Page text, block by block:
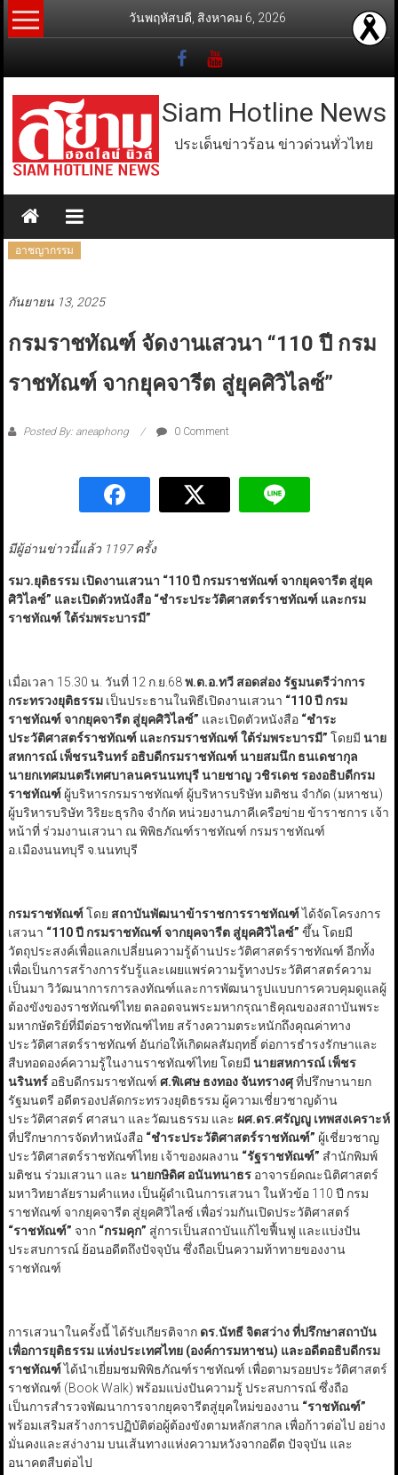
Skip
to
วันพฤหัสบดี, สิงหาคม 6, 2026
Siam Hotline News
ประเด็นข่าวร้อน ข่าวด่วนทั่วไทย
อาชญากรรม
กันยายน 13, 2025
กรมราชทัณฑ์ จัดงานเสวนา “110 ปี กรม
ราชทัณฑ์ จากยุคจารีต สู่ยุคศิวิไลซ์”
Posted By: aneaphong 0 Comment
มีผู้อ่านข่าวนี้แล้ว 1197 ครั้ง
รมว.ยุติธรรม เปิดงานเสวนา “110 ปี กรมราชทัณฑ์ จากยุคจารีต สู่ยุค
ศิวิไลซ์” และเปิดตัวหนังสือ “ชำระประวัติศาสตร์ราชทัณฑ์ และกรม
ราชทัณฑ์ ใต้ร่มพระบารมี”
เมื่อเวลา 15.30 น. วันที่ 12 ก.ย.68พ.ต.อ.ทวี สอดส่อง รัฐมนตรีว่าการ
กระทรวงยุติธรรมเป็นประธานในพิธีเปิดงานเสวนา “110 ปี กรม
ราชทัณฑ์ จากยุคจารีต สู่ยุคศิวิไลซ์” และเปิดตัวหนังสือ “ชำระ
ประวัติศาสตร์ราชทัณฑ์ และกรมราชทัณฑ์ ใต้ร่มพระบารมี” โดยมี นาย
สหการณ์ เพ็ชรนรินทร์ อธิบดีกรมราชทัณฑ์ นายสมนึก ธนเดชากุล
นายกเทศมนตรีเทศบาลนครนนทบุรี นายชาญ วชิรเดช รองอธิบดีกรม
ราชทัณฑ์ ผู้บริหารกรมราชทัณฑ์ ผู้บริหารบริษัท มติชน จำกัด (มหาชน)
ผู้บริหารบริษัท วิริยะธุรกิจ จำกัด หน่วยงานภาคีเครือข่าย ข้าราชการ เจ้า
หน้าที่ ร่วมงานเสวนา ณ พิพิธภัณฑ์ราชทัณฑ์ กรมราชทัณฑ์
อ.เมืองนนทบุรี จ.นนทบุรี
กรมราชทัณฑ์ โดย สถาบันพัฒนาข้าราชการราชทัณฑ์ได้จัดโครงการ
เสวนา “110 ปี กรมราชทัณฑ์ จากยุคจารีต สู่ยุคศิวิไลซ์” ขึ้น โดยมี
วัตถุประสงค์เพื่อแลกเปลี่ยนความรู้ด้านประวัติศาสตร์ราชทัณฑ์ อีกทั้ง
เพื่อเป็นการสร้างการรับรู้และเผยแพร่ความรู้ทางประวัติศาสตร์ความ
เป็นมา วิวัฒนาการการลงทัณฑ์และการพัฒนารูปแบบการควบคุมดูแลผู้
ต้องขังของราชทัณฑ์ไทย ตลอดจนพระมหากรุณาธิคุณของสถาบันพระ
มหากษัตริย์ที่มีต่อราชทัณฑ์ไทย สร้างความตระหนักถึงคุณค่าทาง
ประวัติศาสตร์ราชทัณฑ์ อันก่อให้เกิดผลสัมฤทธิ์ ต่อการธำรงรักษาและ
สืบทอดองค์ความรู้ในงานราชทัณฑ์ไทย โดยมี นายสหการณ์ เพ็ชร
นรินทร์ อธิบดีกรมราชทัณฑ์ ศ.พิเศษ ธงทอง จันทรางศุที่ปรึกษานายก
รัฐมนตรี อดีตรองปลัดกระทรวงยุติธรรม ผู้ความเชี่ยวชาญด้าน
ประวัติศาสตร์ ศาสนา และวัฒนธรรม และ ผศ.ดร.ศรัญญู เทพสงเคราะห์
ที่ปรึกษาการจัดทำหนังสือ “ชำระประวัติศาสตร์ราชทัณฑ์” ผู้เชี่ยวชาญ
ประวัติศาสตร์ราชทัณฑ์ไทย เจ้าของผลงาน “รัฐราชทัณฑ์” สำนักพิมพ์
มติชน ร่วมเสวนา และ นายกษิดิศ อนันทนาธรอาจารย์คณะนิติศาสตร์
มหาวิทยาลัยรามคำแหง เป็นผู้ดำเนินการเสวนา ในหัวข้อ 110 ปี กรม
ราชทัณฑ์ จากยุคจารีต สู่ยุคศิวิไลซ์ เพื่อร่วมกันเปิดประวัติศาสตร์
“ราชทัณฑ์” จาก “กรมคุก” สู่การเป็นสถาบันแก้ไขฟื้นฟู และแบ่งปัน
ประสบการณ์ ย้อนอดีตถึงปัจจุบัน ซึ่งถือเป็นความท้าทายของงาน
ราชทัณฑ์
การเสวนาในครั้งนี้ ได้รับเกียรติจาก ดร.นัทธี จิตสว่าง ที่ปรึกษาสถาบัน
เพื่อการยุติธรรม แห่งประเทศไทย (องค์การมหาชน) และอดีตอธิบดีกรม
ราชทัณฑ์ได้นำเยี่ยมชมพิพิธภัณฑ์ราชทัณฑ์ เพื่อตามรอยประวัติศาสตร์
ราชทัณฑ์ (Book Walk) พร้อมแบ่งปันความรู้ ประสบการณ์ ซึ่งถือ
เป็นการสำรวจพัฒนาการจากยุคจารีตสู่ยุคใหม่ของงาน “ราชทัณฑ์”
พร้อมเสริมสร้างการปฏิบัติต่อผู้ต้องขังตามหลักสากล เพื่อก้าวต่อไป อย่าง
มั่นคงและสง่างาม บนเส้นทางแห่งความหวังจากอดีต ปัจจุบัน และ
อนาคตสืบต่อไป